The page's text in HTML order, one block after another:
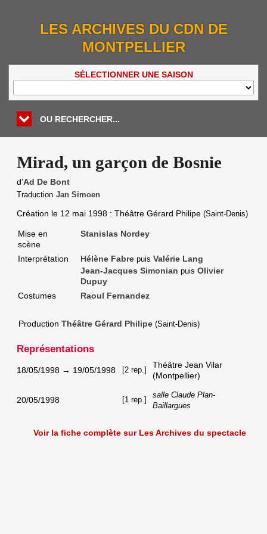
LES ARCHIVES DU CDN DE
MONTPELLIER
SÉLECTIONNER UNE SAISON
OU RECHERCHER...
Mirad, un garçon de Bosnie
d’Ad De Bont
Traduction Jan Simoen
Création le 12 mai 1998 : Théâtre Gérard Philipe (Saint-Denis)
Mise en
scène
Stanislas Nordey
Interprétation Hélène Fabre puis Valérie Lang
Jean-Jacques Simonian puis Olivier
Dupuy
Costumes
Raoul Fernandez
Production Théâtre Gérard Philipe (Saint-Denis)
Représentations
18/05/1998 → 19/05/1998 [2 rep.]
Théâtre Jean Vilar
(Montpellier)
20/05/1998 [1 rep.]
salle Claude Plan-
Baillargues
Voir la fiche complète sur Les Archives du spectacle